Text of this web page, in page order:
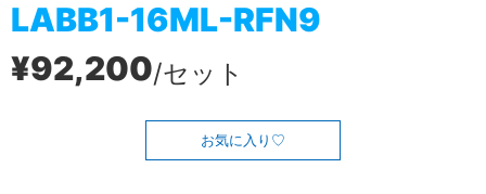
LABB1-16ML-RFN9
¥92,200/セット
お気に入り